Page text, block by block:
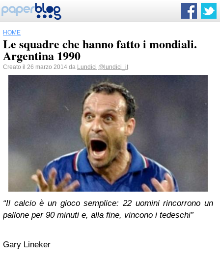
HOME
Le squadre che hanno fatto i mondiali.
Argentina 1990
Creato il 26 marzo 2014 da Lundici @lundici_it
“Il calcio è un gioco semplice: 22 uomini rincorrono un
pallone per 90 minuti e, alla fine, vincono i tedeschi”
Gary Lineker